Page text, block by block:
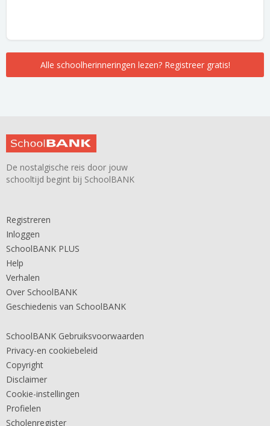
Alle schoolherinneringen lezen? Registreer gratis!
De nostalgische reis door jouw
schooltijd begint bij SchoolBANK
Registreren
Inloggen
SchoolBANK PLUS
Help
Verhalen
Over SchoolBANK
Geschiedenis van SchoolBANK
SchoolBANK Gebruiksvoorwaarden
Privacy-en cookiebeleid
Copyright
Disclaimer
Cookie-instellingen
Profielen
Scholenregister